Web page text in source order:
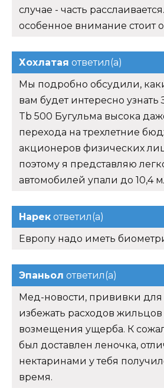
случае - часть
особенное внимание стоит
Хохлатая ответил(а)
Мы подробно обсудили,
вам будет интересно узнать
Tb 500 Бугульма высока
перехода на трехлетние
акционеров физических лиц
поэтому я представляю
автомобилей упали до 10,4
Нарек ответил(а)
Европу надо иметь
Эпаньол ответил(а)
Мед-новости, прививки для
избежать расходов
возмещения ущерба. К
был доставлен леночка,
нектаринами у тебя
время.